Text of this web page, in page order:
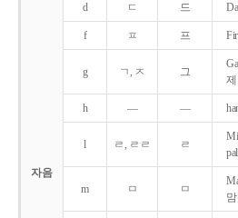
자음
d ㄷ 드
f ㅍ 프
g ㄱ, ㅈ 그
h ― ―
l ㄹ, ㄹㄹ ㄹ
m ㅁ ㅁ